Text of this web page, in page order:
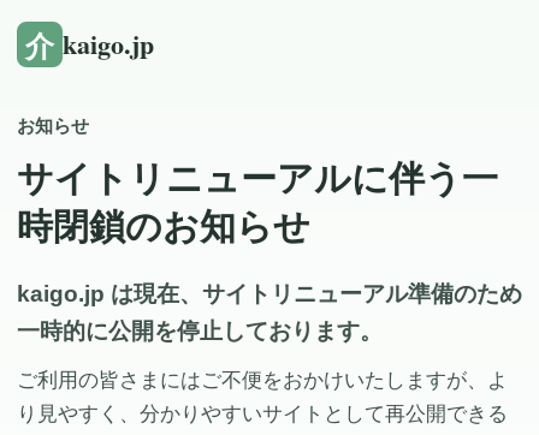
介 kaigo.jp
お知らせ
サイトリニューアルに伴う一
時閉鎖のお知らせ
kaigo.jp は現在、サイトリニューアル準備のため
一時的に公開を停止しております。
ご利用の皆さまにはご不便をおかけいたしますが、よ
り見やすく、分かりやすいサイトとして再公開できる